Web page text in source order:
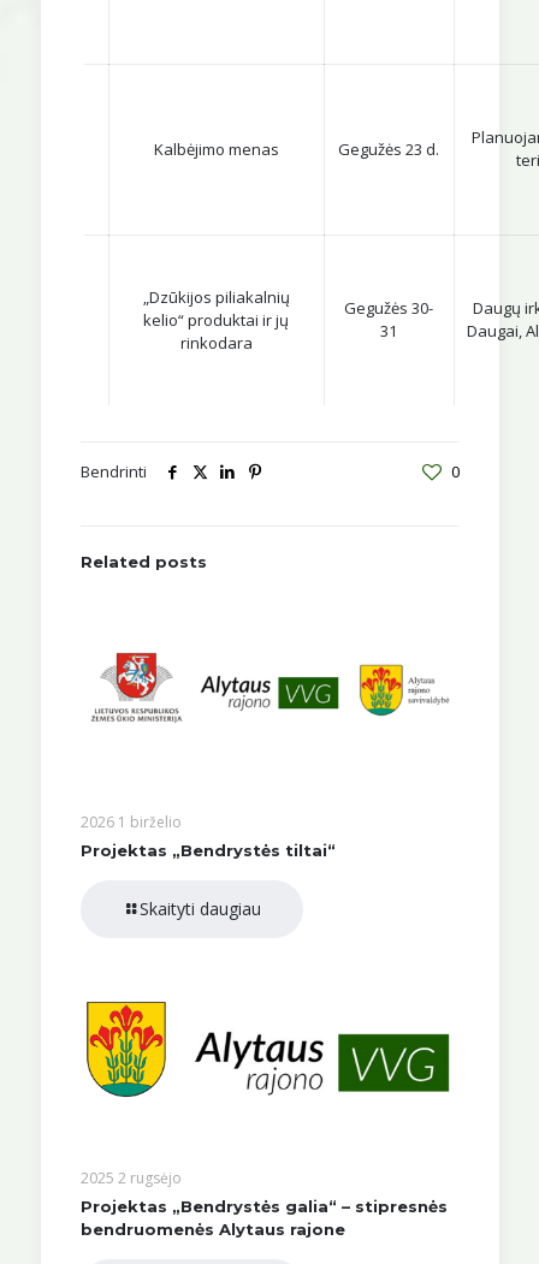
Kalbėjimo menas Gegužės 23 d.
„Dzūkijos piliakalnių
kelio“ produktai ir jų
rinkodara
Gegužės 30-
31
Daugų
Daugai,
Bendrinti 0
Related posts
2026 1 birželio
Projektas „Bendrystės tiltai“
Skaityti daugiau
2025 2 rugsėjo
Projektas „Bendrystės galia“ – stipresnės
bendruomenės Alytaus rajone